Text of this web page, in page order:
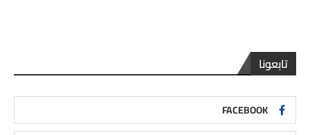
تابعونا
FACEBOOK